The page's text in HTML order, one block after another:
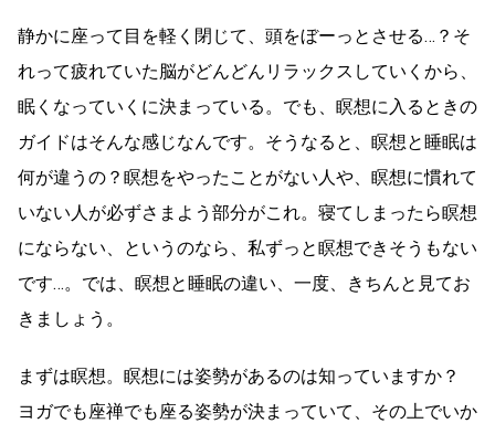
静かに座って目を軽く閉じて、頭をぼーっとさせる…？そ
れって疲れていた脳がどんどんリラックスしていくから、
眠くなっていくに決まっている。でも、瞑想に入るときの
ガイドはそんな感じなんです。そうなると、瞑想と睡眠は
何が違うの？瞑想をやったことがない人や、瞑想に慣れて
いない人が必ずさまよう部分がこれ。寝てしまったら瞑想
にならない、というのなら、私ずっと瞑想できそうもない
です…。では、瞑想と睡眠の違い、一度、きちんと見てお
きましょう。
まずは瞑想。瞑想には姿勢があるのは知っていますか？
ヨガでも座禅でも座る姿勢が決まっていて、その上でいか